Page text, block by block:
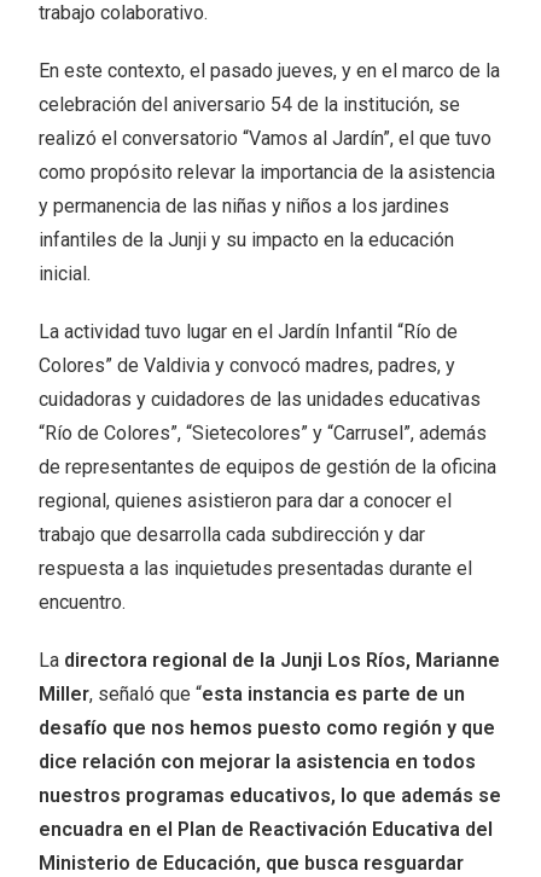
trabajo colaborativo.
En este contexto, el pasado jueves, y en el marco de la
celebración del aniversario 54 de la institución, se
realizó el conversatorio “Vamos al Jardín”, el que tuvo
como propósito relevar la importancia de la asistencia
y permanencia de las niñas y niños a los jardines
infantiles de la Junji y su impacto en la educación
inicial.
La actividad tuvo lugar en el Jardín Infantil “Río de
Colores” de Valdivia y convocó madres, padres, y
cuidadoras y cuidadores de las unidades educativas
“Río de Colores”, “Sietecolores” y “Carrusel”, además
de representantes de equipos de gestión de la oficina
regional, quienes asistieron para dar a conocer el
trabajo que desarrolla cada subdirección y dar
respuesta a las inquietudes presentadas durante el
encuentro.
La directora regional de la Junji Los Ríos, Marianne
Miller, señaló que “esta instancia es parte de un
desafío que nos hemos puesto como región y que
dice relación con mejorar la asistencia en todos
nuestros programas educativos, lo que además se
encuadra en el Plan de Reactivación Educativa del
Ministerio de Educación, que busca resguardar